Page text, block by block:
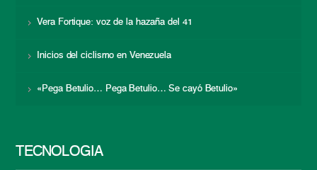
Vera Fortique: voz de la hazaña del 41
Inicios del ciclismo en Venezuela
«Pega Betulio… Pega Betulio… Se cayó Betulio»
TECNOLOGÍA